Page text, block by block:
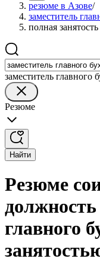
резюме в Азове/
заместитель
полная занятость
заместитель главного
Резюме
Найти
Резюме
должность
главного